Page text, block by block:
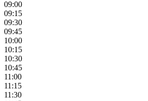
09:00
09:15
09:30
09:45
10:00
10:15
10:30
10:45
11:00
11:15
11:30